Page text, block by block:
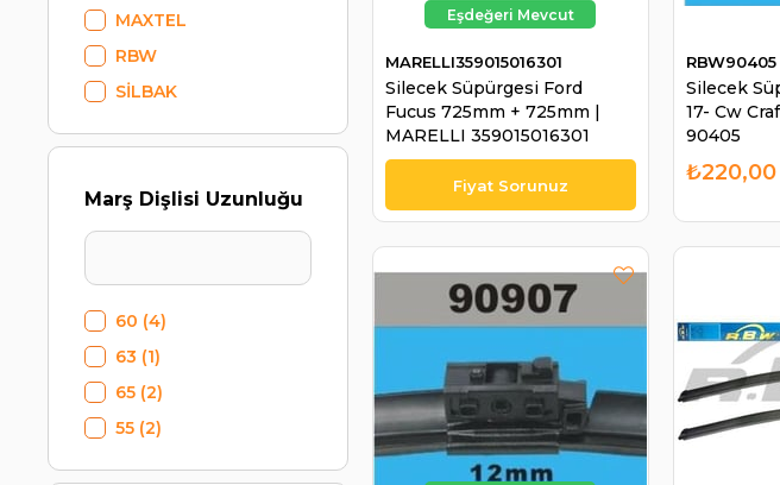
MAXTEL
RBW
SİLBAK
Marş Dişlisi Uzunluğu
60 (4)
63 (1)
65 (2)
55 (2)
Silecek Süpürgesi Ford
Fucus 725mm + 725mm |
MARELLI 359015016301
MARELLI359015016301
Silecek
17- Cw
90405
RBW90405
₺220,00